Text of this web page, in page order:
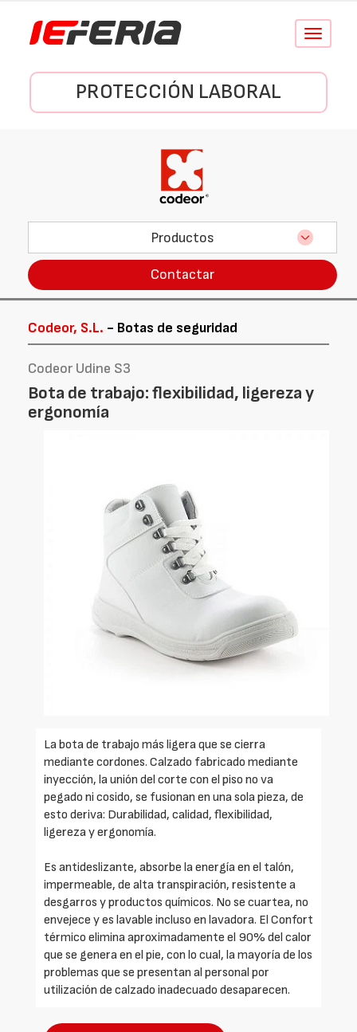
Conmutar
PROTECCIÓN LABORAL
Productos
Contactar
Codeor, S.L. - Botas de seguridad
Codeor Udine S3
Bota de trabajo: flexibilidad, ligereza y
ergonomía
La bota de trabajo más ligera que se cierra
mediante cordones. Calzado fabricado mediante
inyección, la unión del corte con el piso no va
pegado ni cosido, se fusionan en una sola pieza, de
esto deriva: Durabilidad, calidad, flexibilidad,
ligereza y ergonomía.
Es antideslizante, absorbe la energía en el talón,
impermeable, de alta transpiración, resistente a
desgarros y productos químicos. No se cuartea, no
envejece y es lavable incluso en lavadora. El Confort
térmico elimina aproximadamente el 90% del calor
que se genera en el pie, con lo cual, la mayoría de los
problemas que se presentan al personal por
utilización de calzado inadecuado desaparecen.